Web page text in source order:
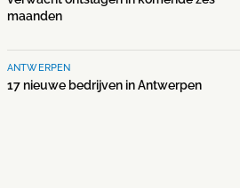
maanden
ANTWERPEN
17 nieuwe bedrijven in Antwerpen